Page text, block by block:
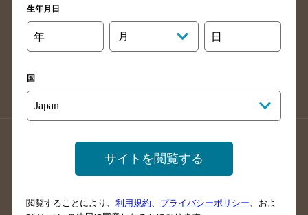
高知県のバー検索
長崎県のバー検索
佐賀県のバー検索
大分県のバー検索
熊本県のバー検索
沖縄県のバー検索
店舗登録方法のご案内
店舗情報更新方法のご案内
掲載店舗様ログイン
生年月日
年 月 日
国
サイトを閲覧する
閲覧することにより、 利用規約 プライバシーポリシー 、およ